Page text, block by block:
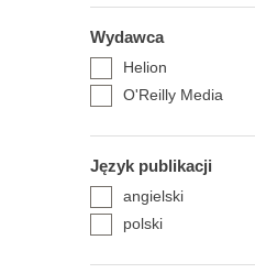
Wydawca
Helion
O'Reilly Media
Język publikacji
angielski
polski